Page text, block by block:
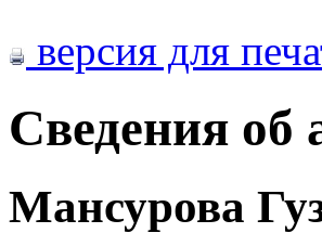
версия для
Сведения об
Мансурова